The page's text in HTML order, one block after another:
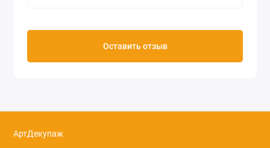
Оставить отзыв
АртДекупаж